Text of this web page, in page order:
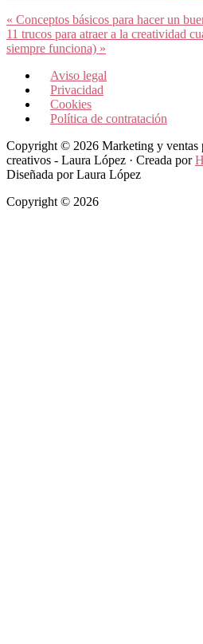
Entrada
anterior:
« Conceptos básicos para hacer un
Siguiente
entrada:
11 trucos para atraer a la creatividad
siempre funciona) »
Aviso legal
Privacidad
Cookies
Política de contratación
Copyright © 2026 Marketing y ventas
creativos - Laura López · Creada por
Diseñada por Laura López
Copyright © 2026